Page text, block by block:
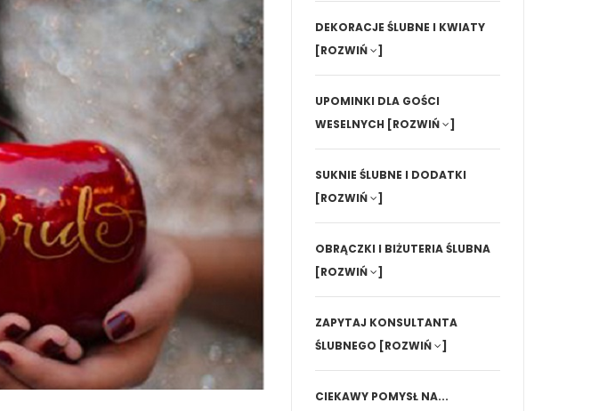
DEKORACJE ŚLUBNE I KWIATY
[ROZWIŃ
]
UPOMINKI DLA GOŚCI
WESELNYCH [ROZWIŃ ]
SUKNIE ŚLUBNE I DODATKI
[ROZWIŃ
]
OBRĄCZKI I BIŻUTERIA ŚLUBNA
[ROZWIŃ
]
ZAPYTAJ KONSULTANTA
ŚLUBNEGO [ROZWIŃ ]
CIEKAWY POMYSŁ NA...